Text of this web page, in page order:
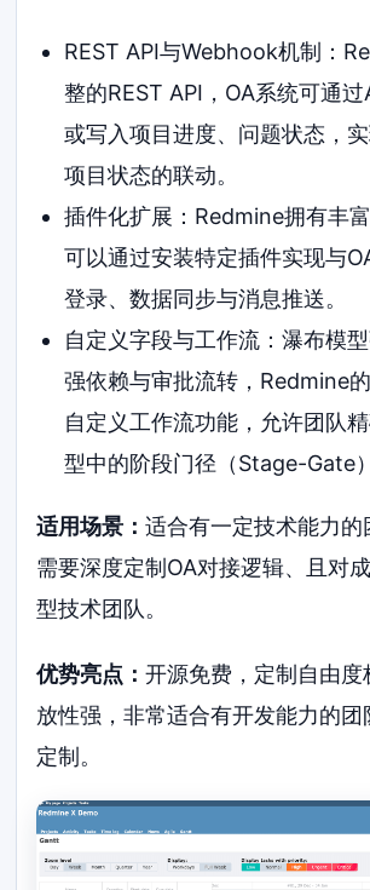
REST API与Webhook机制：
整的REST API，OA系统可通过
或写入项目进度、问题状态，
项目状态的联动。
插件化扩展：Redmine拥有丰
可以通过安装特定插件实现与
登录、数据同步与消息推送。
自定义字段与工作流：瀑布模
强依赖与审批流转，Redmine
自定义工作流功能，允许团队
型中的阶段门径（Stage-Gate
适用场景：适合有一定技术能力的
需要深度定制OA对接逻辑、且对
型技术团队。
优势亮点：开源免费，定制自由度
放性强，非常适合有开发能力的团
定制。